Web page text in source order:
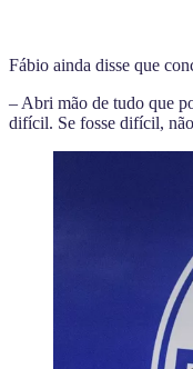
Fábio ainda disse que
– Abri mão de tudo que
difícil. Se fosse difícil,